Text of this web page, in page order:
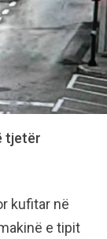
tjetër
kufitar në
e tipit